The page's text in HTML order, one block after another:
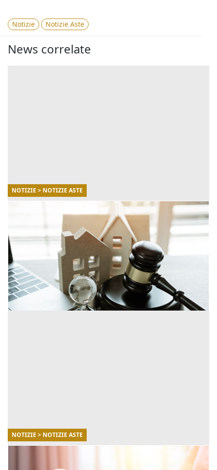
Notizie Notizie Aste
News correlate
NOTIZIE > NOTIZIE ASTE
Asta senza incanto o con incanto: differenze,
vantaggi e come partecipare
Le aste giudiziarie rappresentano uno dei principali
strumenti utilizzati per la vendita di immobili e altri
beni provenienti da procedure esecutive e concorsuali.
[...]
NOTIZIE > NOTIZIE ASTE
5 consigli per prepararti all’acquisto in asta